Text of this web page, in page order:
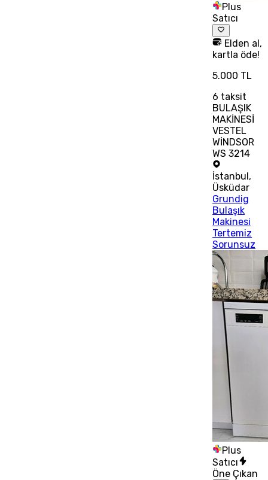
Plus
Satıcı
Elden al,
kartla öde!
5.000 TL
6 taksit
BULAŞIK
MAKİNESİ
VESTEL
WİNDSOR
WS 3214
İstanbul,
Üsküdar
Grundig
Bulaşık
Makinesi
Tertemiz
Sorunsuz
Plus
Satıcı
Öne Çıkan